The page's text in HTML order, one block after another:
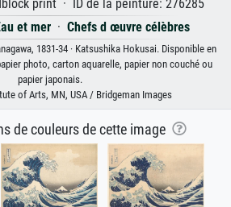
print · ID de la peinture: 276285
et mer · Chefs d œuvre célèbres
1831-34 · Katsushika Hokusai. Disponible en
photo, carton aquarelle, papier non couché ou
papier japonais.
of Arts, MN, USA / Bridgeman Images
de couleurs de cette image